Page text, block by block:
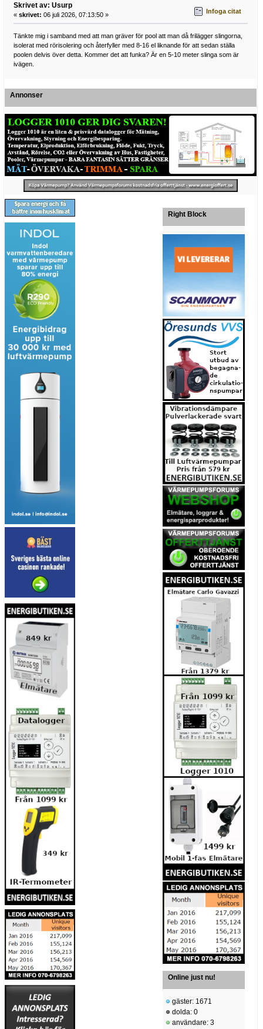
Skrivet av: Usurp
« skrivet: 06 juli 2026, 07:13:50 » Infoga citat
Tänkte mig i samband med att man gräver för pool att man då frilägger slingorna,
isolerat med rörisolering och återfyller med 8-16 el liknande för att sedan ställa
poolen delvis över detta. Kommer det att funka? Är en 5-10 meter slinga som är
ivägen.
Annonser
Right Block
Online just nu!
gäster: 1671
dolda: 0
användare: 3